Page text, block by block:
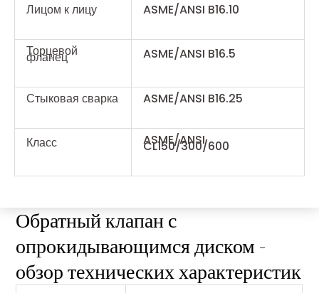
Лицом к лицу ASME/ANSI B16.10
Торцевой
фланец ASME/ANSI B16.5
Стыковая сварка ASME/ANSI B16.25
Класс ASME/ANSI
CL150/300/600
Обратный клапан с
опрокидывающимся диском -
обзор технических характеристик